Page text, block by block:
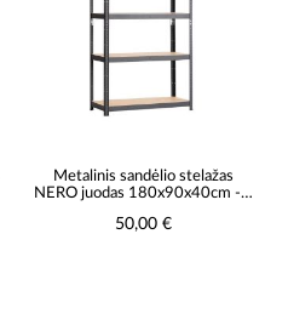
Metalinis sandėlio stelažas
NERO juodas 180x90x40cm - 5
50,00 €